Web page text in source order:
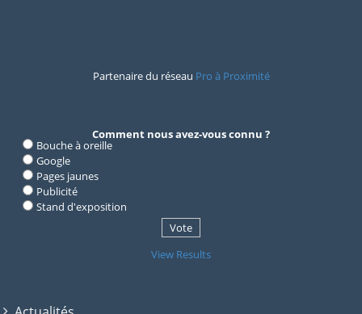
Partenaire du réseau Pro à Proximité
Comment nous avez-vous connu ?
Bouche à oreille
Google
Pages jaunes
Publicité
Stand d'exposition
View Results